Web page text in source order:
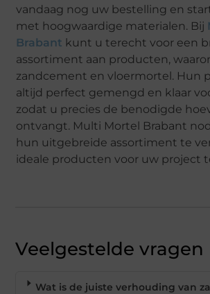
vandaag nog uw bestelling en
met hoogwaardige materialen. Bij
Brabant kunt u terecht voor een
assortiment aan producten,
zandcement en vloermortel. Hun
altijd perfect gemengd en klaar
zodat u precies de benodigde
ontvangt. Multi Mortel Brabant
hun uitgebreide assortiment te
ideale producten voor uw project
Veelgestelde vragen
Wat is de juiste verhouding van